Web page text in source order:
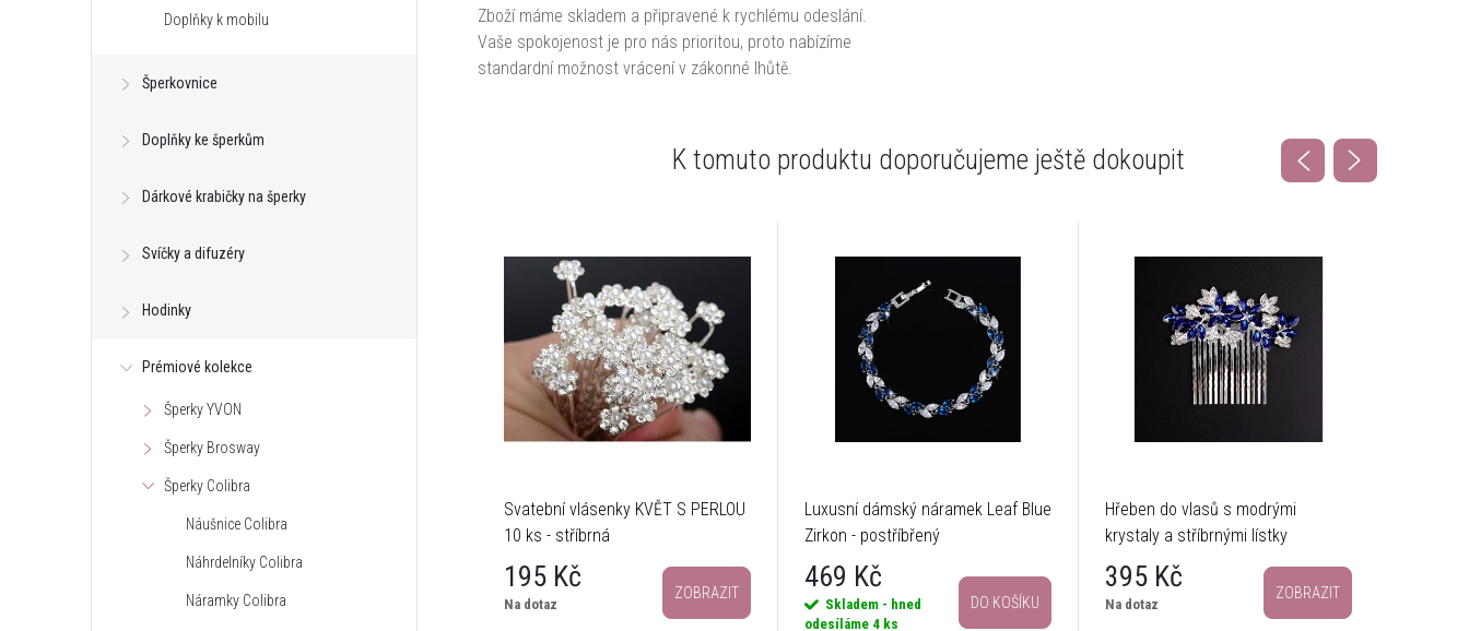
Doplňky k mobilu
Šperkovnice
Doplňky ke šperkům
Dárkové krabičky na šperky
Svíčky a difuzéry
Hodinky
Prémiové kolekce
Šperky YVON
Šperky Brosway
Šperky Colibra
Náušnice Colibra
Náhrdelníky Colibra
Náramky Colibra
Zboží máme skladem a připravené k rychlému odeslání.
Vaše spokojenost je pro nás prioritou, proto nabízíme
standardní možnost vrácení v zákonné lhůtě.
K tomuto produktu doporučujeme ještě dokoupit
s třpytivými kamínky
625 Kč
Skladem - hned
Svatební vlásenky KVĚT S PERLOU
10 ks - stříbrná
195 Kč
Na dotaz
ZOBRAZIT
Luxusní dámský náramek Leaf Blue
Zirkon - postříbřený
469 Kč
Skladem - hned
odesíláme 4 ks
DO KOŠÍKU
Hřeben do vlasů s modrými
krystaly a stříbrnými lístky
395 Kč
Na dotaz
ZOBRAZIT